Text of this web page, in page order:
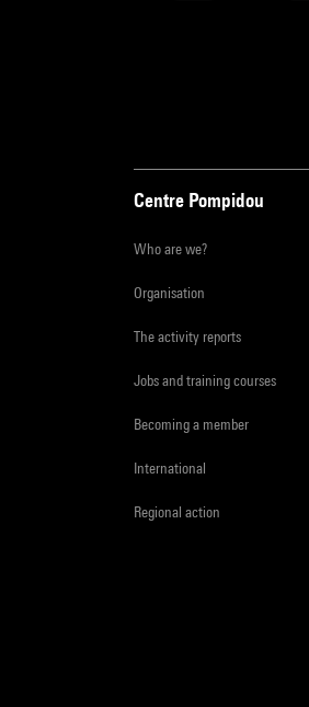
Centre Pompidou
Who are we?
Organisation
The activity reports
Jobs and training courses
Becoming a member
International
Regional action